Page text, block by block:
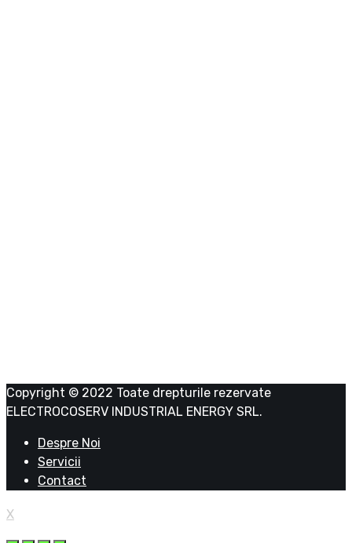
Copyright © 2022 Toate drepturile rezervate
ELECTROCOSERV INDUSTRIAL ENERGY SRL.
Despre Noi
Servicii
Contact
X